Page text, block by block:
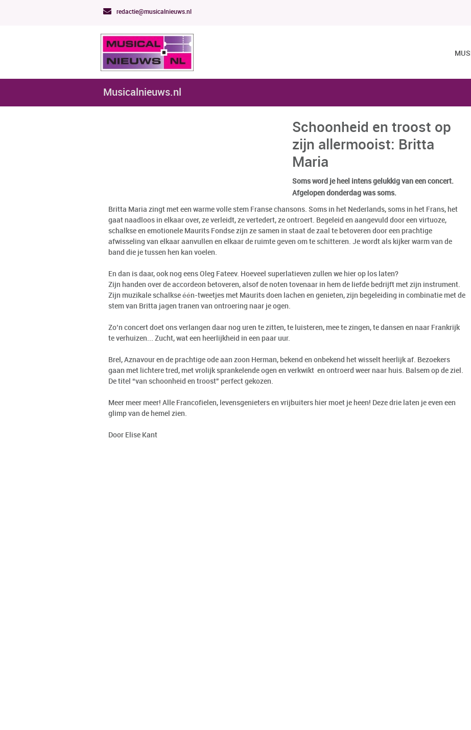
redactie@musicalnieuws.nl
Musicalnieuws.nl
Schoonheid en troost op
zijn allermooist: Britta
Maria
Soms word je heel intens gelukkig van een concert.
Afgelopen donderdag was soms.
Britta Maria zingt met een warme volle stem Franse chansons. Soms in het Nederlands, soms in het Frans, het
gaat naadloos in elkaar over, ze verleidt, ze vertedert, ze ontroert. Begeleid en aangevuld door een virtuoze,
schalkse en emotionele Maurits Fondse zijn ze samen in staat de zaal te betoveren door een prachtige
afwisseling van elkaar aanvullen en elkaar de ruimte geven om te schitteren. Je wordt als kijker warm van de
band die je tussen hen kan voelen.
En dan is daar, ook nog eens Oleg Fateev. Hoeveel superlatieven zullen we hier op los laten?
Zijn handen over de accordeon betoveren, alsof de noten tovenaar in hem de liefde bedrijft met zijn instrument.
Zijn muzikale schalkse één-tweetjes met Maurits doen lachen en genieten, zijn begeleiding in combinatie met de
stem van Britta jagen tranen van ontroering naar je ogen.
Zo’n concert doet ons verlangen daar nog uren te zitten, te luisteren, mee te zingen, te dansen en naar Frankrijk
te verhuizen... Zucht, wat een heerlijkheid in een paar uur.
Brel, Aznavour en de prachtige ode aan zoon Herman, bekend en onbekend het wisselt heerlijk af. Bezoekers
gaan met lichtere tred, met vrolijk sprankelende ogen en verkwikt en ontroerd weer naar huis. Balsem op de ziel.
De titel “van schoonheid en troost” perfect gekozen.
Meer meer meer! Alle Francofielen, levensgenieters en vrijbuiters hier moet je heen! Deze drie laten je even een
glimp van de hemel zien.
Door Elise Kant